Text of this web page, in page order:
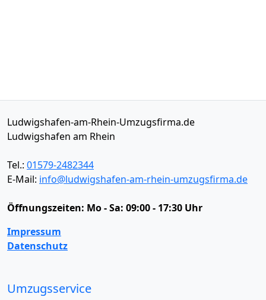
Ludwigshafen-am-Rhein-Umzugsfirma.de
Ludwigshafen am Rhein
Tel.: 01579-2482344
E-Mail: info@ludwigshafen-am-rhein-umzugsfirma.de
Öffnungszeiten: Mo - Sa: 09:00 - 17:30 Uhr
Impressum
Datenschutz
Umzugsservice